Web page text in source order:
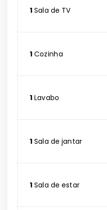
1 Sala de TV
1 Cozinha
1 Lavabo
1 Sala de jantar
1 Sala de estar